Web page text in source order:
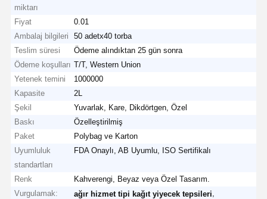
miktarı
Fiyat
0.01
Ambalaj bilgileri
50 adetx40 torba
Teslim süresi
Ödeme alındıktan 25 gün sonra
Ödeme koşulları T/T, Western Union
Yetenek temini
1000000
Kapasite
2L
Şekil
Yuvarlak, Kare, Dikdörtgen, Özel
Baskı
Özelleştirilmiş
Paket
Polybag ve Karton
Uyumluluk
standartları
FDA Onaylı, AB Uyumlu, ISO Sertifikalı
Renk
Kahverengi, Beyaz veya Özel Tasarım.
Vurgulamak:
ağır hizmet tipi kağıt yiyecek tepsileri